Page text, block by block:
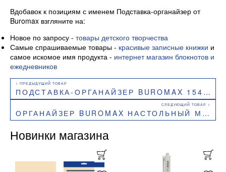
Вдобавок к позициям с именем Подставка-органайзер от
Buromax взгляните на:
Новое по запросу - товары детского творчества
Самые спрашиваемые товары - красивые записные книжки и
самое искомое имя продукта - интернет магазин блокнотов и
ежедневников
ПОДСТАВКА-ОРГАНАЙЗЕР BUROMAX 154X103X100ММ МЕТАЛЛИЧЕСКИЙ СЕРЕБРЯНЫЙ BM.6246-24
ОРГАНАЙЗЕР BUROMAX НАСТОЛЬНЫЙ МЕТАЛЛИЧЕСКИЙ СЕРЕБРЯНЫЙ BM.6247-24
Новинки магазина